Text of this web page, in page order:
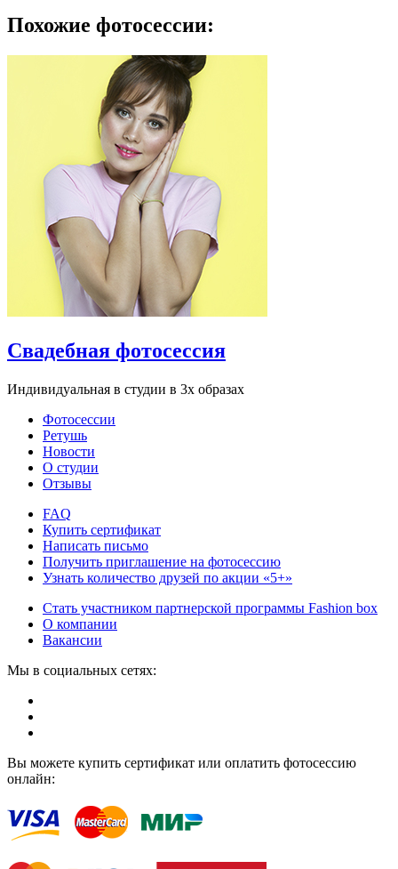
Похожие фотосессии:
Свадебная фотосессия
Индивидуальная в студии в 3х образах
Фотосессии
Ретушь
Новости
О студии
Отзывы
FAQ
Купить сертификат
Написать письмо
Получить приглашение на фотосессию
Узнать количество друзей по акции «5+»
Стать участником партнерской программы Fashion box
О компании
Вакансии
Мы в социальных сетях:
Вы можете купить сертификат или оплатить фотосессию
онлайн: